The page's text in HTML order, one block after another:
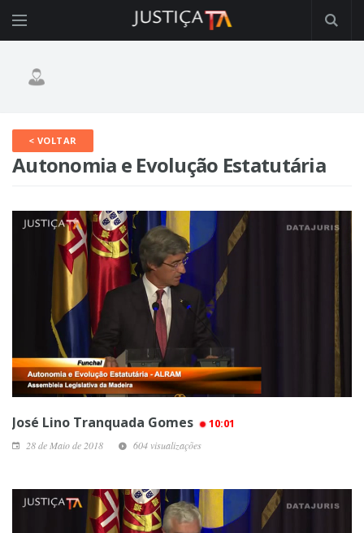
< VOLTAR
Autonomia e Evolução Estatutária
José Lino Tranquada Gomes 10:01
28 de Maio de 2018 604 visualizações